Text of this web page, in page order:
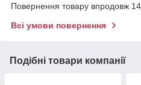
Повернення товару впродовж 14
Всі умови повернення
Подібні товари компанії